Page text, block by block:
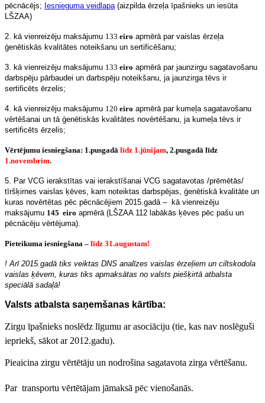
pēcnācējs; Iesnieguma veidlapa (aizpilda ērzeļa īpašnieks un iesūta
LŠZAA)
2. kā vienreizēju maksājumu 133 eiro apmērā par vaislas ērzeļa
ģenētiskās kvalitātes noteikšanu un sertificēšanu;
3. kā vienreizēju maksājumu 133 eiro apmērā par jaunzirgu sagatavošanu
darbspēju pārbaudei un darbspēju noteikšanu, ja jaunzirga tēvs ir
sertificēts ērzelis;
4. kā vienreizēju maksājumu 120 eiro apmērā par kumeļa sagatavošanu
vērtēšanai un tā ģenētiskās kvalitātes novērtēšanu, ja kumeļa tēvs ir
sertificēts ērzelis;
Vērtējumu iesniegšana: 1.pusgadā līdz 1.jūnijam, 2.pusgadā līdz
1.novembrim.
5. Par VCG ierakstītas vai ierakstīšanai VCG sagatavotas /prēmētās/
tīršķirnes vaislas ķēves, kam noteiktas darbspējas, ģenētiskā kvalitāte un
kuras novērtētas pēc pēcnācējiem 2015.gadā – kā vienreizēju
maksājumu 145 eiro apmērā (LŠZAA 112 labākās ķēves pēc pašu un
pēcnācēju vērtējuma).
Pieteikuma iesniegšana – līdz 31.augustam!
! Arī 2015.gadā tiks veiktas DNS analīzes vaislas ērzeļiem un ciltskodola
vaislas ķēvem, kuras tiks apmaksātas no valsts piešķirtā atbalsta
speciālā sadaļā!
Valsts atbalsta saņemšanas kārtība:
Zirgu īpašnieks noslēdz līgumu ar asociāciju (tie, kas nav noslēguši
iepriekš, sākot ar 2012.gadu).
Pieaicina zirgu vērtētāju un nodrošina sagatavota zirga vērtēšanu.
Par transportu vērtētājam jāmaksā pēc vienošanās.